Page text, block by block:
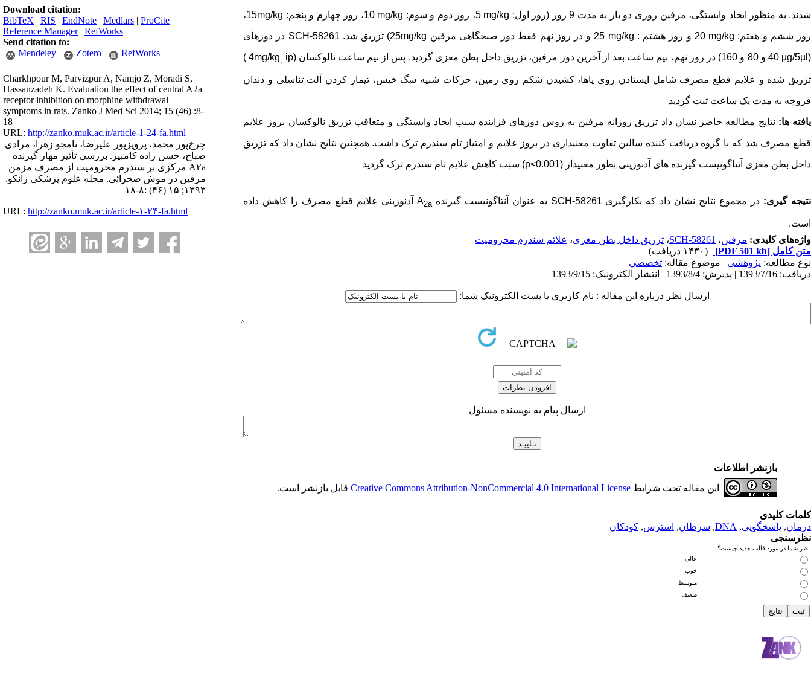
Download citation:
BibTeX | RIS | EndNote | Medlars | ProCite |
Reference Manager| RefWorks
Send citation to:
Mendeley
Zotero RefWorks
Charkhpour M, Parvizpur A, Namjo Z, Moradi S,
Hassanzadeh K. Evaluation the effect of central A2a
receptor inhibition on morphine withdrawal
symptoms in rats. Zanko J Med Sci 2014; 15 (46) :8-
18
URL: http://zanko.muk.ac.ir/article-1-24-fa.html
چرخ‌پور محمد، پرویزپور علیرضا، نامجو زهرا، مرادی
صباح، حسن زاده کامبیز. بررسی تأثیر مهار گیرنده
A۲a مرکزی بر سندرم محرومیت از مصرف مزمن
مرفین در موش صحرائی. مجله علوم پزشکی زانکو.
۱۳۹۳; ۱۵ (۴۶) :۸-۱۸
URL: http://zanko.muk.ac.ir/article-۱-۲۴-fa.html
شدند. به منظور ایجاد وابستگی، مرفین روزی دو بار به مدت 9 روز (روز اول: mg/kg5، روز دوم و سوم: mg/kg10، روز چهارم و پنجم mg/kg : 15،
روز ششم و هفتم: mg/kg20 و روز هشتم : mg/kg 25 و در روز نهم فقط دوز صبحگاهی مرفین mg/kg
25
) تزریق شد.
SCH-58261 در دوزهای
(
µl
5
µg/ 40 و 80 و 160 ) در روز نهم، نیم ساعت بعد از آخرین دوز مرفین، تزریق داخل بطن مغزی گردید. پس از نیم ساعت نالوکسان mg/kg ip)
4
(
تزریق شده و علایم قطع مصرف شامل ایستادن روی پاها، کشیدن شکم روی زمین، حرکات شبیه سگ خیس، تیمار کردن آلت تناسلی و دندان
قروچه به مدت یک ساعت ثبت گردید
یافته­ ها: نتایج مطالعه حاضر نشان داد تزریق روزانه مرفین به روش دوزهای فزاینده سبب ایجاد وابستگی و متعاقب تزریق نالوکسان بروز علایم
قطع مصرف شد که با گروه دریافت کننده سالین تفاوت معنی­داری در بروز علایم و امتیاز تام سندرم ترک داشت. همچنین نتایج نشان داد که تزریق
داخل بطن مغزی آنتاگونیست گیرنده های آدنوزینی بطور معنی­دار (0.001
>
p) سبب کاهش علایم تام سندرم ترک گردید
نتیجه ­گیری: در مجموع نتایج نشان داد که بکارگیری SCH-58261 به عنوان آنتاگونیست گیرنده A2a آدنوزینی علایم قطع مصرف را کاهش داده
است.
واژه‌های کلیدی: مرفین، SCH-58261، تزریق داخل بطن مغزی، علائم سندرم محرومیت
متن کامل [PDF 501 kb]
(۱۴۳۰ دریافت)
نوع مطالعه: پژوهشي | موضوع مقاله: تخصصي
دریافت: 1393/7/16 | پذیرش: 1393/8/4 | انتشار الکترونیک: 1393/9/15
ارسال نظر درباره این مقاله : نام کاربری یا پست الکترونیک شما:
ارسال پیام به نویسنده مسئول
بازنشر اطلاعات
این مقاله تحت شرایط Creative Commons Attribution-NonCommercial 4.0 International Licenseقابل بازنشر است.
کلمات کلیدی
درمان, پاسخگویی,
DNA
, سرطان, استرس, کودکان
نظرسنجی
نظر شما در مورد قالب جدید چیست؟
عالی
خوب
متوسط
ضعیف